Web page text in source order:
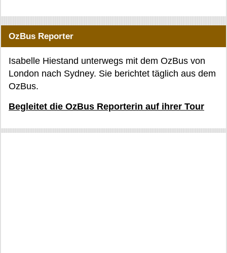
OzBus Reporter
Isabelle Hiestand unterwegs mit dem OzBus von
London nach Sydney. Sie berichtet täglich aus dem
OzBus.
Begleitet die OzBus Reporterin auf ihrer Tour